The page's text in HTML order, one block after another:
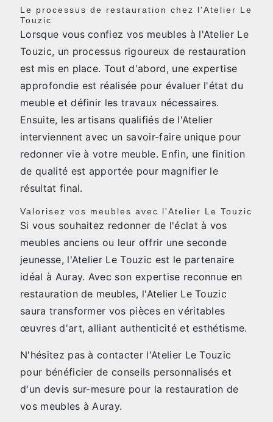
Le processus de restauration chez l'Atelier Le
Touzic
Lorsque vous confiez vos meubles à l'Atelier Le
Touzic, un processus rigoureux de restauration
est mis en place. Tout d'abord, une expertise
approfondie est réalisée pour évaluer l'état du
meuble et définir les travaux nécessaires.
Ensuite, les artisans qualifiés de l'Atelier
interviennent avec un savoir-faire unique pour
redonner vie à votre meuble. Enfin, une finition
de qualité est apportée pour magnifier le
résultat final.
Valorisez vos meubles avec l'Atelier Le Touzic
Si vous souhaitez redonner de l'éclat à vos
meubles anciens ou leur offrir une seconde
jeunesse, l'Atelier Le Touzic est le partenaire
idéal à Auray. Avec son expertise reconnue en
restauration de meubles, l'Atelier Le Touzic
saura transformer vos pièces en véritables
œuvres d'art, alliant authenticité et esthétisme.
N'hésitez pas à contacter l'Atelier Le Touzic
pour bénéficier de conseils personnalisés et
d'un devis sur-mesure pour la restauration de
vos meubles à Auray.